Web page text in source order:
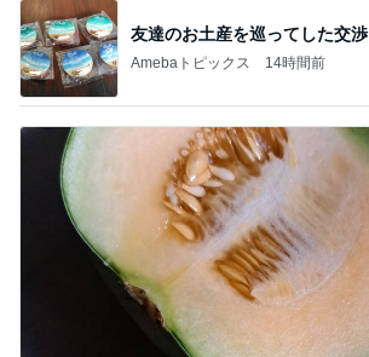
友達のお土産を巡ってした交渉
Amebaトピックス 14時間前